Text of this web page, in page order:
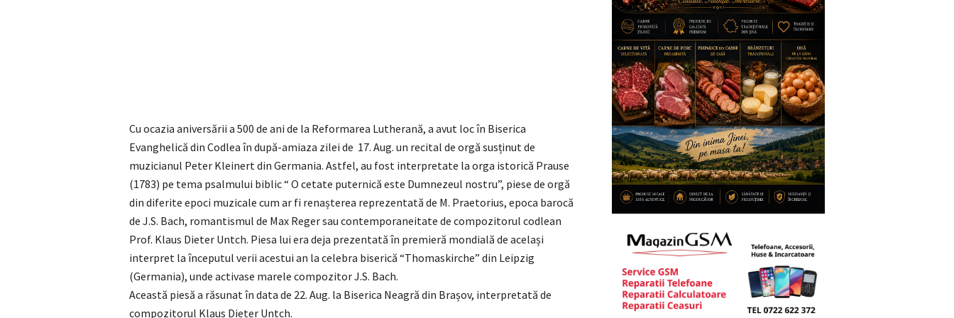
Cu ocazia aniversării a 500 de ani de la Reformarea Lutherană, a avut loc în Biserica
Evanghelică din Codlea în după-amiaza zilei de 17. Aug. un recital de orgă susținut de
muzicianul Peter Kleinert din Germania. Astfel, au fost interpretate la orga istorică Prause
(1783) pe tema psalmului biblic “ O cetate puternică este Dumnezeul nostru”, piese de orgă
din diferite epoci muzicale cum ar fi renașterea reprezentată de M. Praetorius, epoca barocă
de J.S. Bach, romantismul de Max Reger sau contemporaneitate de compozitorul codlean
Prof. Klaus Dieter Untch. Piesa lui era deja prezentată în premieră mondială de același
interpret la începutul verii acestui an la celebra biserică “Thomaskirche” din Leipzig
(Germania), unde activase marele compozitor J.S. Bach.
Această piesă a răsunat în data de 22. Aug. la Biserica Neagră din Brașov, interpretată de
compozitorul Klaus Dieter Untch.